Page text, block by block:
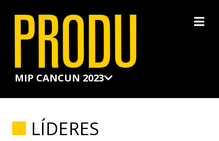
MIP CANCUN 2023
×
LÍDERES